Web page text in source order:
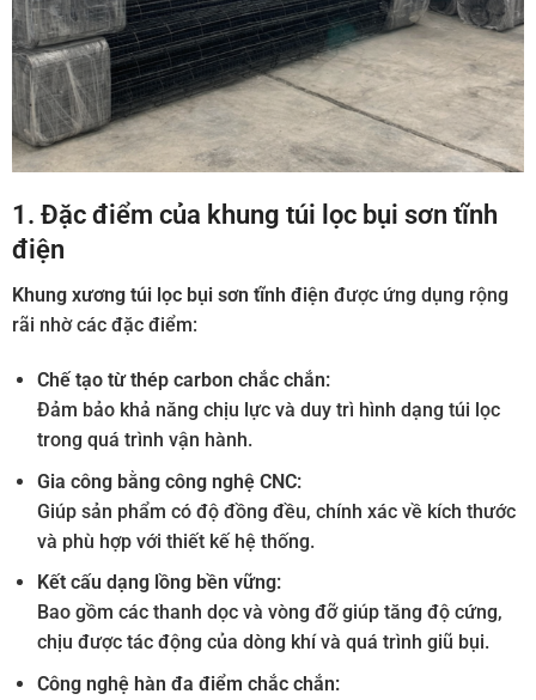
1. Đặc điểm của khung túi lọc bụi sơn tĩnh
điện
Khung xương túi lọc bụi sơn tĩnh điện được ứng dụng rộng
rãi nhờ các đặc điểm:
Chế tạo từ thép carbon chắc chắn:
Đảm bảo khả năng chịu lực và duy trì hình dạng túi lọc
trong quá trình vận hành.
Gia công bằng công nghệ CNC:
Giúp sản phẩm có độ đồng đều, chính xác về kích thước
và phù hợp với thiết kế hệ thống.
Kết cấu dạng lồng bền vững:
Bao gồm các thanh dọc và vòng đỡ giúp tăng độ cứng,
chịu được tác động của dòng khí và quá trình giũ bụi.
Công nghệ hàn đa điểm chắc chắn: